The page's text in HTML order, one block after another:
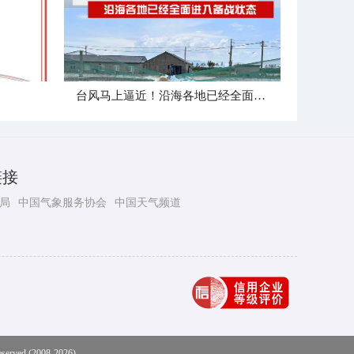
台风马上逼近！沿海各地已经全面进入备战状态
中国气象服务协会 中国天气频道